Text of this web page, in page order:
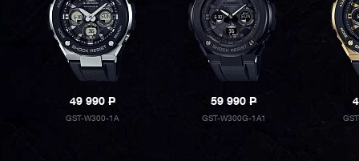
49 990P
GST-W300-1A
59 990P
GST-W300G-1A1